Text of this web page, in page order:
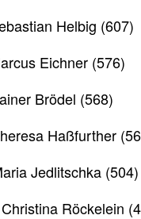
Helbig (607)
Eichner (576)
Brödel (568)
Haßfurther
Jedlitschka (504)
Röckelein